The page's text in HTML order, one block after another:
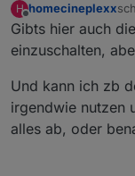
H
Offline
homecineplexx
Gibts hier auch
einzuschalten,
Und kann ich zb
irgendwie nutzen
alles ab, oder